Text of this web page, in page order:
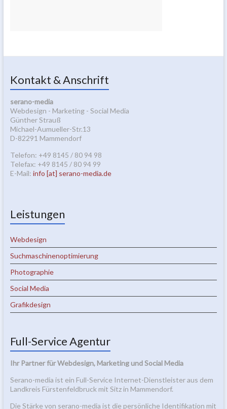
Kontakt & Anschrift
serano-media
Webdesign - Marketing - Social Media
Günther Strauß
Michael-Aumueller-Str.13
D-82291 Mammendorf
Telefon: +49 8145 / 80 94 98
Telefax: +49 8145 / 80 94 99
E-Mail: info [at] serano-media.de
Leistungen
Webdesign
Suchmaschinenoptimierung
Photographie
Social Media
Grafikdesign
Full-Service Agentur
Ihr Partner für Webdesign, Marketing und Social Media
Serano-media ist ein Full-Service Internet-Dienstleister aus dem
Landkreis Fürstenfeldbruck mit Sitz in Mammendorf.
Die Stärke von serano-media ist die persönliche Identifikation mit